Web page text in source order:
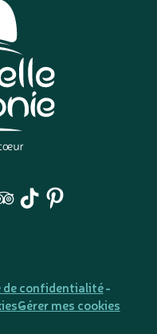
de confidentialité
Gérer mes cookies